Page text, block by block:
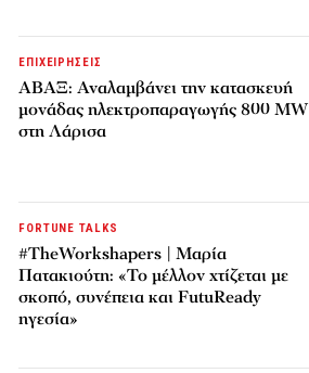
ΕΠΙΧΕΙΡΗΣΕΙΣ
ΑΒΑΞ: Αναλαμβάνει την κατασκευή
μονάδας ηλεκτροπαραγωγής 800 MW
στη Λάρισα
FORTUNE TALKS
#TheWorkshapers | Μαρία
Πατακιούτη: «Το μέλλον χτίζεται με
σκοπό, συνέπεια και FutuReady
ηγεσία»